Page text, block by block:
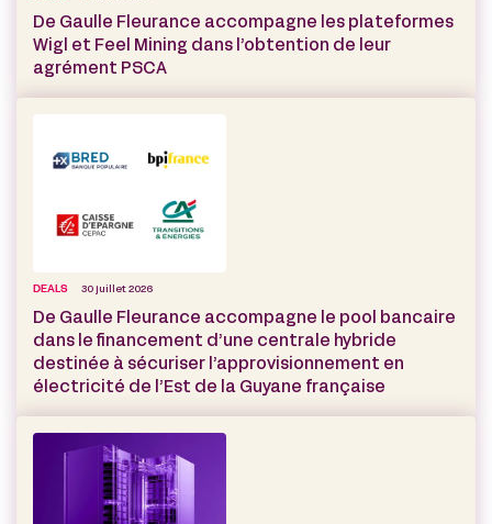
De Gaulle Fleurance accompagne les plateformes
Wigl et Feel Mining dans l’obtention de leur
agrément PSCA
DEALS 30 juillet 2026
De Gaulle Fleurance accompagne le pool bancaire
dans le financement d’une centrale hybride
destinée à sécuriser l’approvisionnement en
électricité de l’Est de la Guyane française